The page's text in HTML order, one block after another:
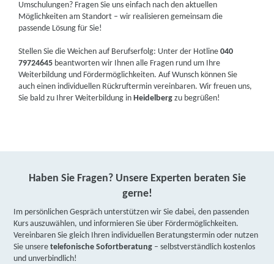
Umschulungen? Fragen Sie uns einfach nach den aktuellen
Möglichkeiten am Standort – wir realisieren gemeinsam die
passende Lösung für Sie!
Stellen Sie die Weichen auf Berufserfolg: Unter der Hotline040
79724645 beantworten wir Ihnen alle Fragen rund um Ihre
Weiterbildung und Fördermöglichkeiten. Auf Wunsch können Sie
auch einen individuellen Rückruftermin vereinbaren. Wir freuen uns,
Sie bald zu Ihrer Weiterbildung inHeidelberg zu begrüßen!
Haben Sie Fragen? Unsere Experten beraten Sie
gerne!
Im persönlichen Gespräch unterstützen wir Sie dabei, den passenden
Kurs auszuwählen, und informieren Sie über Fördermöglichkeiten.
Vereinbaren Sie gleich Ihren individuellen Beratungstermin oder nutzen
Sie unseretelefonische Sofortberatung – selbstverständlich kostenlos
und unverbindlich!